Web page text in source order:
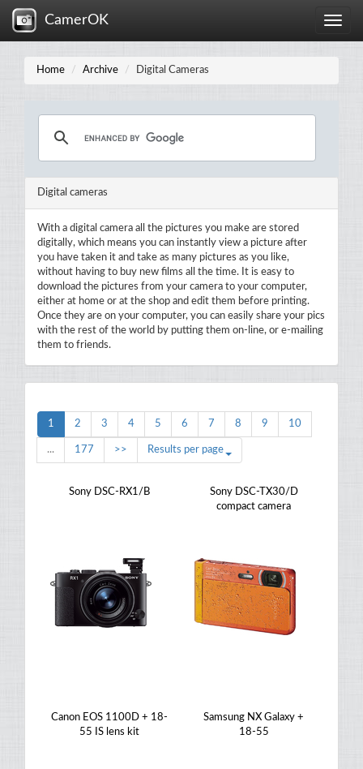
Toggle
CamerOK
Home Archive Digital Cameras
Digital cameras
With a digital camera all the pictures you make are stored
digitally, which means you can instantly view a picture after
you have taken it and take as many pictures as you like,
without having to buy new films all the time. It is easy to
download the pictures from your camera to your computer,
either at home or at the shop and edit them before printing.
Once they are on your computer, you can easily share your pics
with the rest of the world by putting them on-line, or e-mailing
them to friends.
1 2 3 4 5 6 7 8 9 10
... 177 >> Results per page
Sony DSC-RX1/B
Sony DSC-TX30/D
compact camera
Canon EOS 1100D + 18-
55 IS lens kit
Samsung NX Galaxy +
18-55